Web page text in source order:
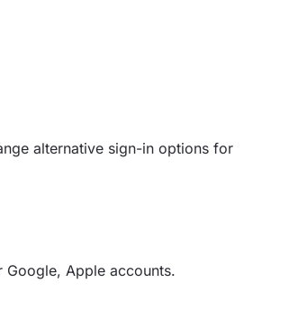
alternative sign-in options for
Google, Apple accounts.